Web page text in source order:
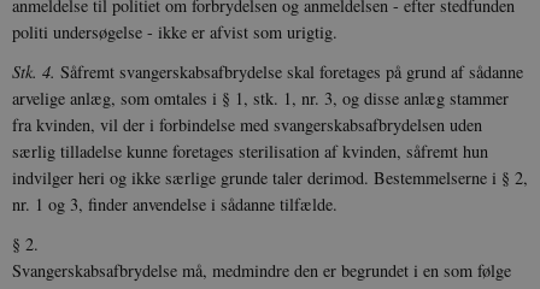
anmeldelse til politiet om forbrydelsen og anmeldelsen - efter stedfunden
politi undersøgelse - ikke er afvist som urigtig.
Stk. 4. Såfremt svangerskabsafbrydelse skal foretages på grund af sådanne
arvelige anlæg, som omtales i § 1, stk. 1, nr. 3, og disse anlæg stammer
fra kvinden, vil der i forbindelse med svangerskabsafbrydelsen uden
særlig tilladelse kunne foretages sterilisation af kvinden, såfremt hun
indvilger heri og ikke særlige grunde taler derimod. Bestemmelserne i § 2,
nr. 1 og 3, finder anvendelse i sådanne tilfælde.
§ 2.
Svangerskabsafbrydelse må, medmindre den er begrundet i en som følge